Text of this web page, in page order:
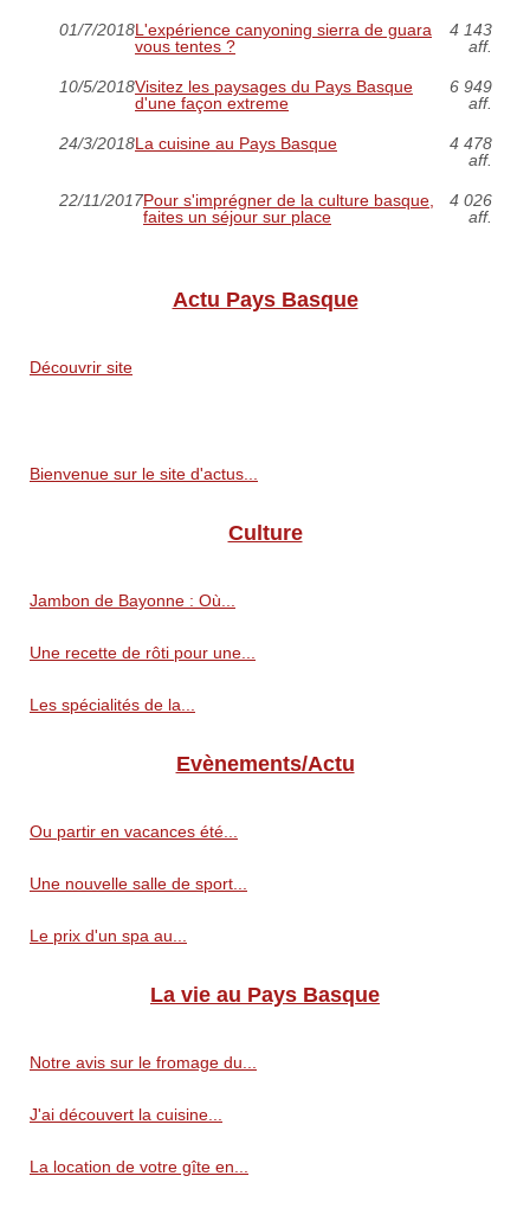
01/7/2018L'expérience canyoning sierra de guara
vous tentes ?
4 143
aff.
10/5/2018Visitez les paysages du Pays Basque
d'une façon extreme
6 949
aff.
24/3/2018La cuisine au Pays Basque
4 478
aff.
22/11/2017Pour s'imprégner de la culture basque,
faites un séjour sur place
4 026
aff.
Actu Pays Basque
Découvrir site
Bienvenue sur le site d'actus...
Culture
Jambon de Bayonne : Où...
Une recette de rôti pour une...
Les spécialités de la...
Evènements/Actu
Ou partir en vacances été...
Une nouvelle salle de sport...
Le prix d'un spa au...
La vie au Pays Basque
Notre avis sur le fromage du...
J'ai découvert la cuisine...
La location de votre gîte en...